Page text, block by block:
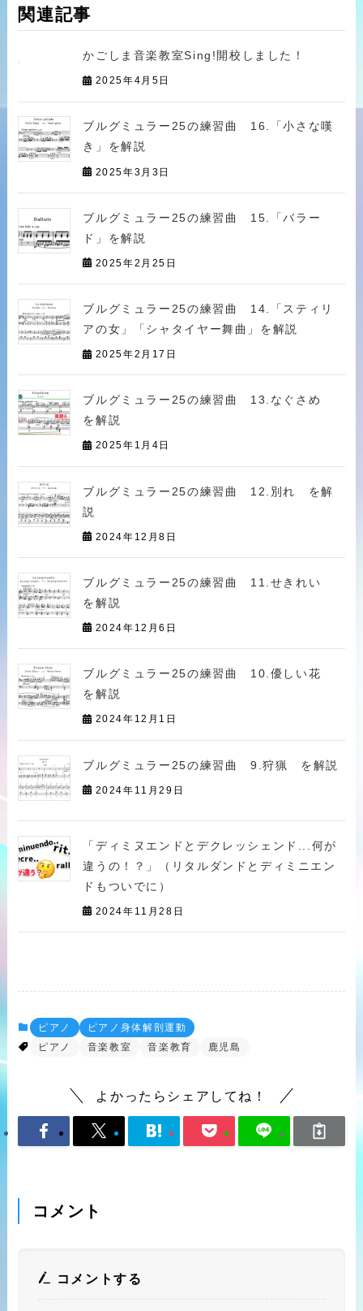
関連記事
かごしま音楽教室Sing!開校しました！
2025年4月5日
ブルグミュラー25の練習曲 16.「小さな嘆
き」を解説
2025年3月3日
ブルグミュラー25の練習曲 15.「バラー
ド」を解説
2025年2月25日
ブルグミュラー25の練習曲 14.「スティリ
アの女」「シャタイヤー舞曲」を解説
2025年2月17日
ブルグミュラー25の練習曲 13.なぐさめ
を解説
2025年1月4日
ブルグミュラー25の練習曲 12.別れ を解
説
2024年12月8日
ブルグミュラー25の練習曲 11.せきれい
を解説
2024年12月6日
ブルグミュラー25の練習曲 10.優しい花
を解説
2024年12月1日
ブルグミュラー25の練習曲 9.狩猟 を解説
2024年11月29日
「ディミヌエンドとデクレッシェンド...何が
違うの！？」（リタルダンドとディミニエン
ドもついでに）
2024年11月28日
ピアノ
ピアノ身体解剖運動
ピアノ
音楽教室 音楽教育 鹿児島
よかったらシェアしてね！
コメント
コメントする